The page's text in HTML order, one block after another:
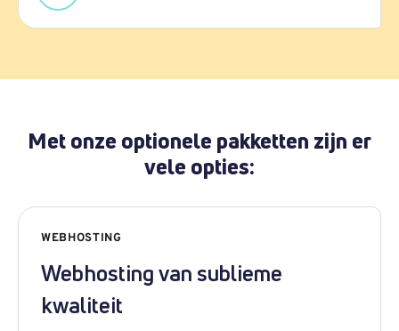
Met onze optionele pakketten zijn er
vele opties:
WEBHOSTING
Webhosting van sublieme
kwaliteit